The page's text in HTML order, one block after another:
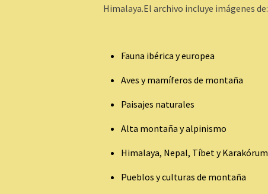
Himalaya.El archivo incluye imágenes de:
Fauna ibérica y europea
Aves y mamíferos de montaña
Paisajes naturales
Alta montaña y alpinismo
Himalaya, Nepal, Tíbet y Karakórum
Pueblos y culturas de montaña